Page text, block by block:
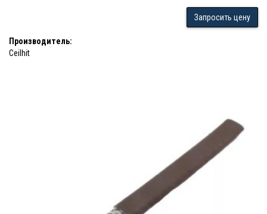
Запросить цену
Производитель:
Ceilhit